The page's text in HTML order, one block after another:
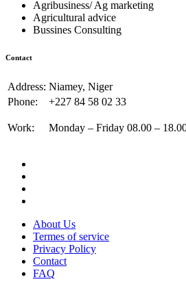
Agribusiness/ Ag marketing
Agricultural advice
Bussines Consulting
Contact
Address: Niamey, Niger
Phone:
+227 84 58 02 33
Work: Monday – Friday 08.00 –
About Us
Termes of service
Privacy Policy
Contact
FAQ